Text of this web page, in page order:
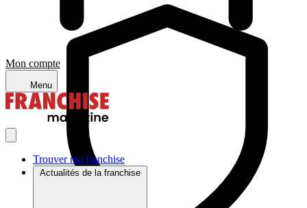
Mon compte
Menu
Trouver ma franchise
Actualités de la franchise